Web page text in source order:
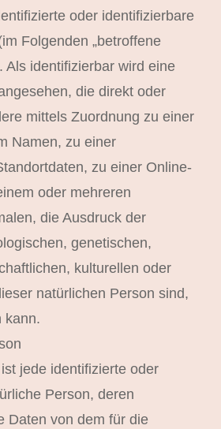
oder identifizierbare
Folgenden „betroffene
Als identifizierbar wird eine
die direkt oder
mittels Zuordnung zu einer
Namen, zu einer
zu einer Online-
oder mehreren
die Ausdruck der
genetischen,
kulturellen oder
natürlichen Person sind,
kann.
jede identifizierte oder
Person, deren
Daten von dem für die